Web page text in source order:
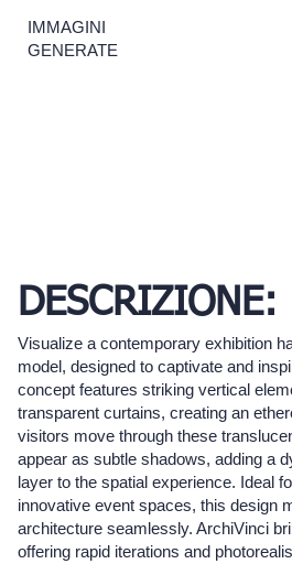
IMMAGINI
GENERATE
DESCRIZIONE:
Visualize a contemporary exhibition
model, designed to captivate and
concept features striking vertical
transparent curtains, creating an
visitors move through these
appear as subtle shadows, adding a
layer to the spatial experience. Ideal
innovative event spaces, this design
architecture seamlessly. ArchiVinci
offering rapid iterations and